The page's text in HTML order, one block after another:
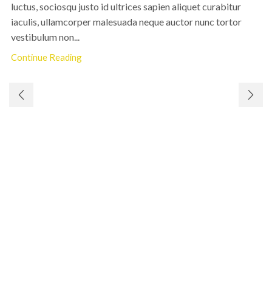
luctus, sociosqu justo id ultrices sapien aliquet curabitur
iaculis, ullamcorper malesuada neque auctor nunc tortor
vestibulum non...
Continue Reading